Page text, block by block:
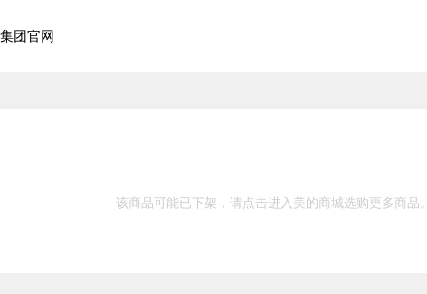
集团官网
该商品可能已下架，请点击进入美的商城选购更多商品。